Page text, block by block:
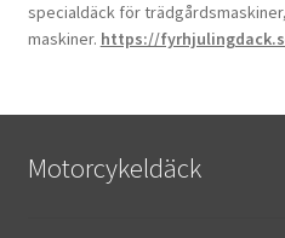
specialdäck för
maskiner. https://
Motorcykeldäck